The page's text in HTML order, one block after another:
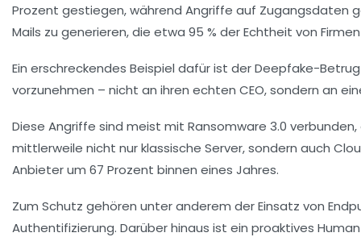
Prozent gestiegen, während Angriffe auf Zugangsdaten
Mails zu generieren, die etwa 95 % der Echtheit von
Ein erschreckendes Beispiel dafür ist der Deepfake-
vorzunehmen – nicht an ihren echten CEO, sondern an
Diese Angriffe sind meist mit Ransomware 3.0
mittlerweile nicht nur klassische Server, sondern auch
Anbieter um 67 Prozent binnen eines Jahres.
Zum Schutz gehören unter anderem der Einsatz von
Authentifizierung. Darüber hinaus ist ein proaktives